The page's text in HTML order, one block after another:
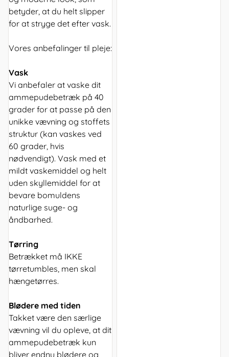
betyder, at du helt slipper
for at stryge det efter vask.
Vores anbefalinger til pleje:
Vask
Vi anbefaler at vaske dit
ammepudebetræk på 40
grader for at passe på den
unikke vævning og stoffets
struktur (kan vaskes ved
60 grader, hvis
nødvendigt). Vask med et
mildt vaskemiddel og helt
uden skyllemiddel for at
bevare bomuldens
naturlige suge- og
åndbarhed.
Tørring
Betrækket må IKKE
tørretumbles, men skal
hængetørres.
Blødere med tiden
Takket være den særlige
vævning vil du opleve, at dit
ammepudebetræk kun
bliver endnu blødere og